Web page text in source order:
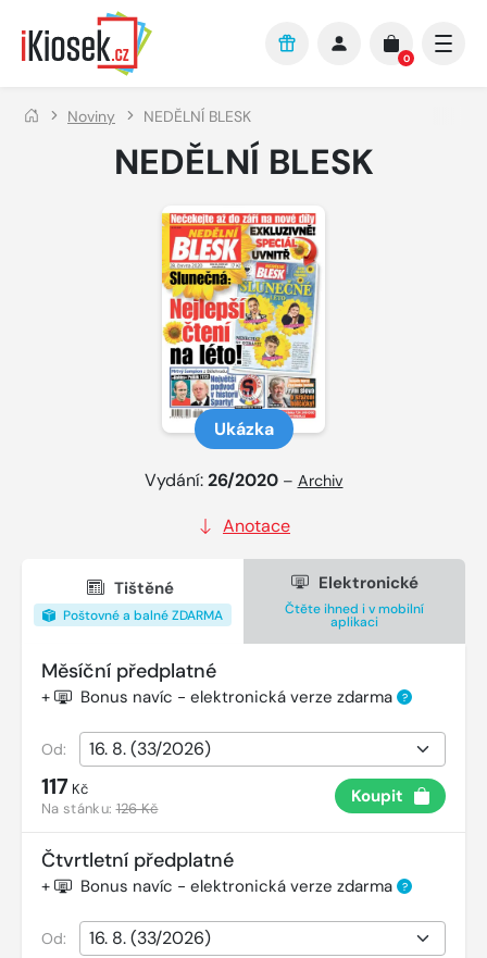
Přejít na hlavní obsah
0
Noviny NEDĚLNÍ BLESK
NEDĚLNÍ BLESK
Ukázka
Vydání:26/2020 – Archiv
Anotace
Tištěné
Poštovné a balné ZDARMA
Elektronické
Čtěte ihned i v mobilní
aplikaci
Měsíční předplatné
+ Bonus navíc - elektronická verze zdarma ?
Od:
117 Kč
Na stánku:126 Kč
Koupit
Čtvrtletní předplatné
+ Bonus navíc - elektronická verze zdarma ?
Od: